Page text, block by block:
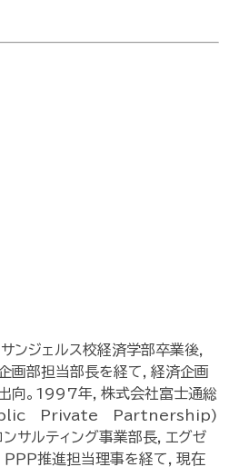
ンジェルス校経済学部卒業後，
部担当部長を経て，経済企画
向。1997年，株式会社富士通総
Private Partnership)
サルティング事業部長，エグゼ
ＰＰＰ推進担当理事を経て，現在